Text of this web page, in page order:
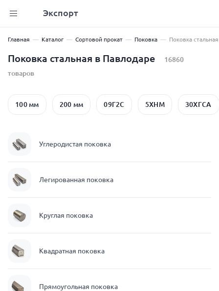
Экспорт
Главная Каталог Сортовой прокат Поковка Поковка стальная
Поковка стальная в Павлодаре
16860
товаров
100 мм 200 мм 09Г2С 5ХНМ 30ХГСА
Углеродистая поковка
Легированная поковка
Круглая поковка
Квадратная поковка
Прямоугольная поковка